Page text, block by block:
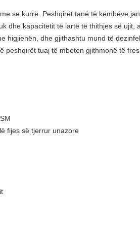
se kurrë. Peshqirët tanë të këmbëve
dhe kapacitetit të lartë të thithjes së
higjienën, dhe gjithashtu mund të
tuaj të mbeten gjithmonë të
fijes së tjerrur unazore